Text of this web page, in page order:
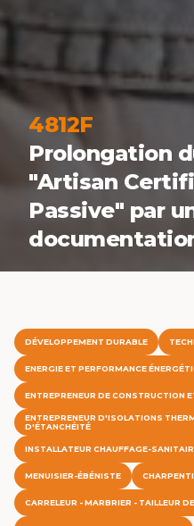
4812F
Prolongation
"Artisan
Passive" par
DÉVELOPPEMENT DURABLE
ENERGIE ET PERFORMANCE
ENTREPRENEUR DE CONSTRUCTION
ENTREPRENEUR D'ISOLATIONS
D'ÉTANCHÉITÉ
INSTALLATEUR CHAUFFAGE-
MENUISIER-ÉBÉNISTE
CARRELEUR - MARBRIER - TAILLEUR